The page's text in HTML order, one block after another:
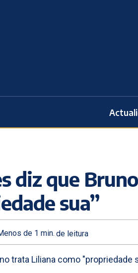
diz que
sua”
de 1 min. de leitura